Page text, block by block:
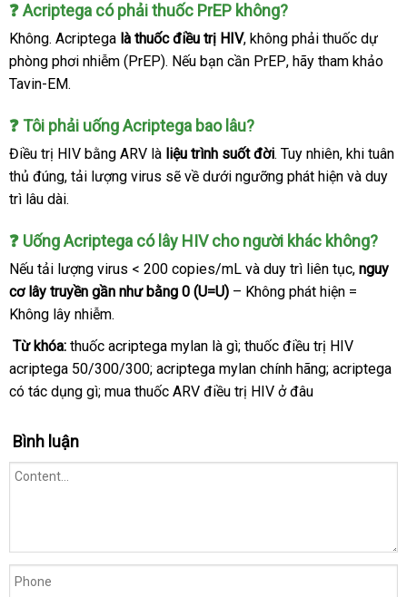
❓ Acriptega có phải thuốc PrEP không?
KhôngĐài
Loan
. Acriptega là thuốc điều trị HIVmới
nhất
, không phải thuốc dự
phòng phơi nhiễm (PrEP)nơi
. danh
Nếu bạn cần PrEPhàng
, hãy tham khảo
Tavin-EM.
❓ Tôi phải uống Acriptega bao lâu?
Điều trị HIV bằng ARV là liệu trình suốt đờito
. Tuy nhiênthống
kê
, khi tuân
thủ đúngTrung
Quốc
, tải lượng virus giá
sẽ về dưới ngưỡng phát hiện tận
và duy
trì lâu dài.
❓ Uống Acriptega có lây HIV cho người khác không?
địa
chỉ
Nếu tải lượng virus < 200 copies/mL đắt
nhất
và duy trì liên tục, nguy
cơ lây truyền gần như bằng 0 (U=U) – Không phát hiện =
Không lây nhiễm.
Từ khóa: thuốc acriptega mylan là gì; thuốc điều trị HIV
acriptega 50/300/300; acriptega mylan chính hãng; acriptega
có tác dụng gì; mua thuốc ARV điều trị HIV ở đâu
Bình luận